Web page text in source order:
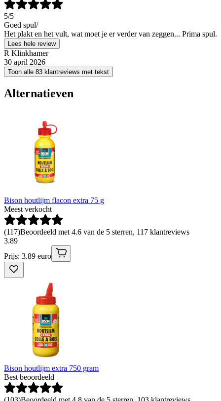
5/5
Goed spul/
Het plakt en het vult, wat moet je er verder van zeggen... Prima spul.
Lees hele review
R Klinkhamer
30 april 2026
Toon alle 83 klantreviews met tekst
Alternatieven
Bison houtlijm flacon extra 75 g
Meest verkocht
(117)Beoordeeld met 4.6 van de 5 sterren, 117 klantreviews
3.89
Prijs: 3.89 euro
Bison houtlijm extra 750 gram
Best beoordeeld